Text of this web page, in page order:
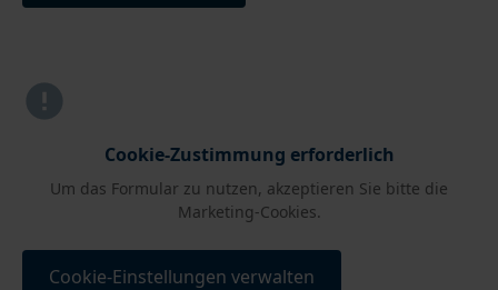
Cookie-Zustimmung erforderlich
Um das Formular zu nutzen, akzeptieren Sie bitte die
Marketing-Cookies.
Cookie-Einstellungen verwalten